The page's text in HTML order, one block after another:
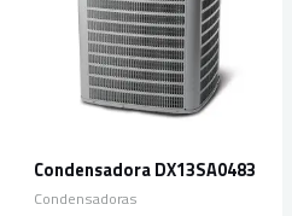
Condensadora DX13SA0483
Condensadoras